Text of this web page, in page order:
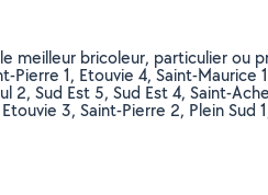
meilleur bricoleur, particulier ou
1, Etouvie 4, Saint-
Sud Est 5, Sud Est 4, Saint-
3, Saint-Pierre 2, Plein